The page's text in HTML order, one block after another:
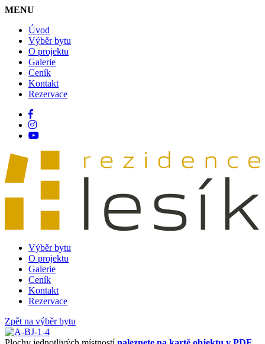
MENU
Úvod
Výběr bytu
O projektu
Galerie
Ceník
Kontakt
Rezervace
Výběr bytu
O projektu
Galerie
Ceník
Kontakt
Rezervace
Zpět na výběr bytu